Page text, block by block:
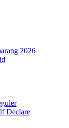
2026
Declare